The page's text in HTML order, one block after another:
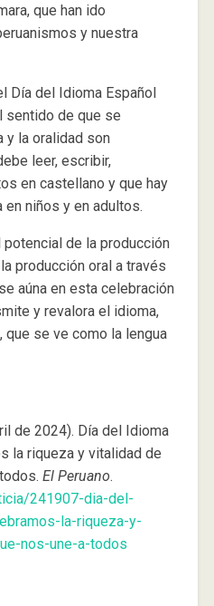
que han ido
y nuestra
Día del Idioma Español
sentido de que se
y la oralidad son
leer, escribir,
en castellano y que hay
niños y en adultos.
potencial de la producción
producción oral a través
aúna en esta celebración
y revalora el idioma,
se ve como la lengua
de 2024). Día del Idioma
la riqueza y vitalidad de
El Peruano.
241907-dia-del-
la-riqueza-y-
nos-une-a-todos